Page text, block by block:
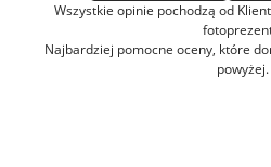
Wszystkie opinie pochodzą od
Najbardziej pomocne oceny, które
powyżej.